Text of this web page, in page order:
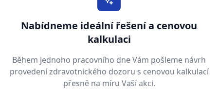
Nabídneme ideální řešení a cenovou
kalkulaci
Během jednoho pracovního dne Vám pošleme návrh
provedení zdravotnického dozoru s cenovou kalkulací
přesně na míru Vaší akci.